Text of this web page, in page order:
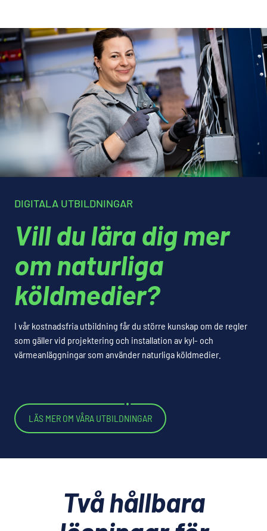
DIGITALA UTBILDNINGAR
Vill du lära dig mer
om naturliga
köldmedier?
I vår kostnadsfria utbildning får du större kunskap om de regler
som gäller vid projektering och installation av kyl- och
värmeanläggningar som använder naturliga köldmedier.
LÄS MER OM VÅRA UTBILDNINGAR
Två hållbara